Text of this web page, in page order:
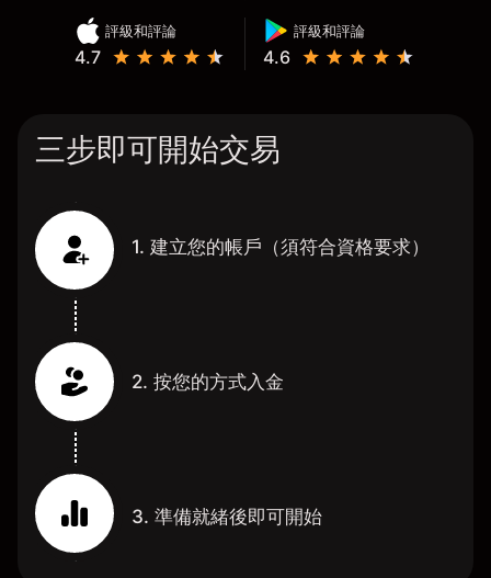
評級和評論
4.7
評級和評論
4.6
三步即可開始交易
1. 建立您的帳戶（須符合資格要求）
2. 按您的方式入金
3. 準備就緒後即可開始